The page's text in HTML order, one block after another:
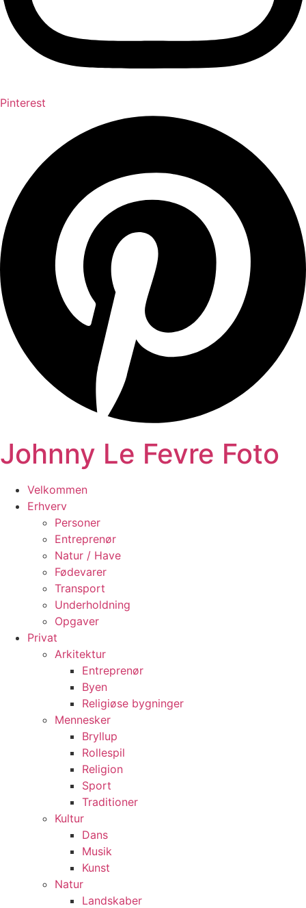
Pinterest
Johnny Le Fevre Foto
Velkommen
Erhverv
Personer
Entreprenør
Natur / Have
Fødevarer
Transport
Underholdning
Opgaver
Privat
Arkitektur
Entreprenør
Byen
Religiøse bygninger
Mennesker
Bryllup
Rollespil
Religion
Sport
Traditioner
Kultur
Dans
Musik
Kunst
Natur
Landskaber